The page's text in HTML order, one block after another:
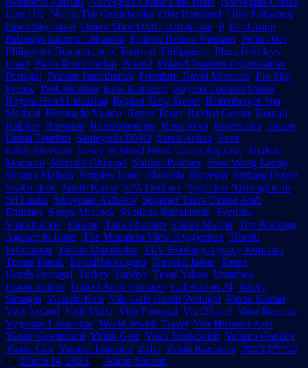
Line UK, Not in The Guidebooks, Ofer Reinhard, Olga Polischuk,
Open Sky Israel, Orient Mice DMC Uzbekistan, P, Pac Group,
Palangos turizmo Lithuania, Panhou Retreat Vietnam, Pelin Ozer,
Pfilippines Department of Tourism, Philippines, Plaza Holidays
Israel, Plaza Tours Jordan, Poland, Poland Tourism Organization,
Portugal, Prasant Janarthanan, Premium Travel Morocco, Pro Sky
France, ProColombia, Rasa Kmitiene, Rayana Tourism Dubai,
Regina Hotel Lithuania, Region Tatry Travel, Reitenberger Spa
Medical, Renata de Vuono, Renee Tours, Revital Guetta, Roman
Kabilov, Romania, Romaniaonline, Rosa Silva, Rotem Iluz, Salam
Dubai Tourism, Samegrelo DMO, Sarah Avitan, Sava
hotels Slovenia, Savoy Westend Hotel Czech Repablic, Shalom
Morocco, Shmulik Ghimpel, Shukur Pardaev, Siew Wang Leong,
Silvana Malluta, Simplex Israel, Slovakia, Slovenia, Smiling House
Switzerland, South Korea, SPA Dudince, Spyridon Nikologiannis,
Sri Lanka, Suleyman Akbarov, Superjet Tours United Arab
Emirates, Surga Abasbek, Svetlana Radmilovic, Svetlana
Vukadinovic, Taiwan, Talia Ebrahim, Tbilisi Mariott, The Booking
Agency in Israel, The Mountein View Kyrgyzstan, Tiberiu
Friedmann, Tinatin Dumbadze, TLV Booking Agency Romania,
Tomas Barak, TravelHacks.guru, Travelin Japan, Turim
Hotels Potrugal, Turkey, Turkiye, Tuval Yakov, Umarbek
Esanmurodov, United Arab Emirates, Uzbekistan 24, Valery
Simagin, Victoria Kats, Vila Gale Hotels Portugal, Vinod Kumar,
Visit Iceland, Visit Malta, Visit Potrugal, Visit2Israel, Vitor Bezerra,
Vygantas Lazauskas, World Jewish Travel, Yair Hironari Azar,
Yasser Guennouni, Yiftah Getz, Yoko Moskovich, Yuliana Gadilov,
Yunus Can, Yusuke Tsutsumi, Zefat, Zviad Karchava, שמוליק גימפל
on March 14, 2023 by Aaron Shustin.